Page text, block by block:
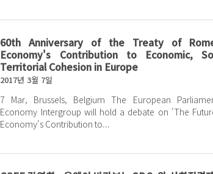
60th Anniversary of the Treaty of
Economy's Contribution to Economic,
Territorial Cohesion in Europe
2017년 3월 7일
7 Mar, Brussels, Belgium The European Parliament's Social
Economy Intergroup will hold a debate on 'The
Economy's Contribution to...